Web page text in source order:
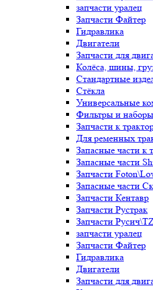
запчасти уралец
Запчасти Файтер
Гидравлика
Двигатели
Запчасти для
Колёса, шины,
Стандартные
Стёкла
Универсальные
Фильтры и
Запчасти к
Для ременных
Запасные части к
Запасные части
Запчасти
Запасные части
Запчасти Кентавр
Запчасти Рустрак
Запчасти
запчасти уралец
Запчасти Файтер
Гидравлика
Двигатели
Запчасти для